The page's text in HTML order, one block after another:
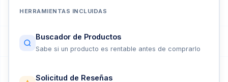
HERRAMIENTAS INCLUIDAS
Buscador de Productos
Sabe si un producto es rentable antes de comprarlo
Solicitud de Reseñas